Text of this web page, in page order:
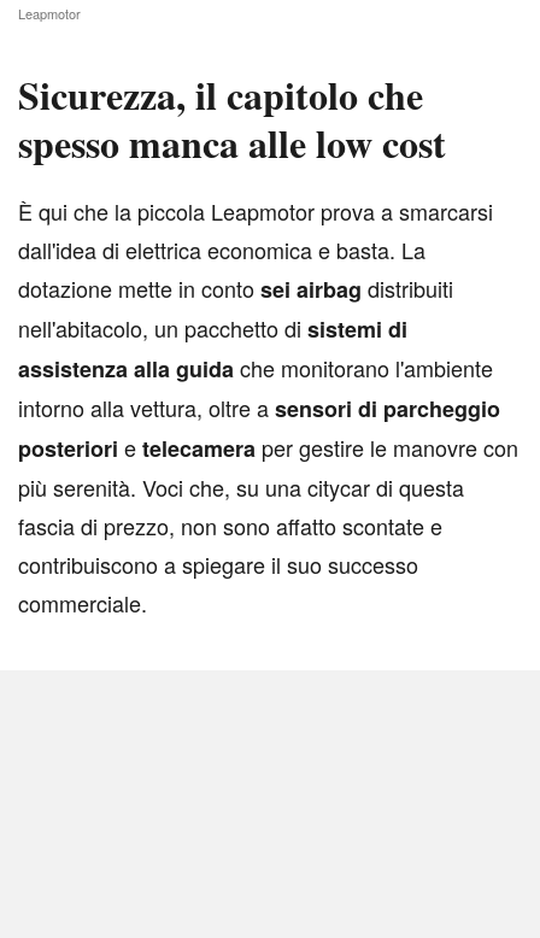
Leapmotor
Sicurezza, il capitolo che
spesso manca alle low cost
È qui che la piccola Leapmotor prova a smarcarsi
dall'idea di elettrica economica e basta. La
dotazione mette in contosei airbag distribuiti
nell'abitacolo, un pacchetto di sistemi di
assistenza alla guidache monitorano l'ambiente
intorno alla vettura, oltre asensori di parcheggio
posteriori etelecamera per gestire le manovre con
più serenità. Voci che, su una citycar di questa
fascia di prezzo, non sono affatto scontate e
contribuiscono a spiegare il suo successo
commerciale.